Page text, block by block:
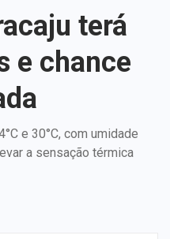
terá
e chance
e 30°C, com umidade
a sensação térmica